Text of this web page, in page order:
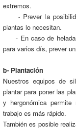
extremos.
- Prever la
plantas lo necesitan.
- En caso de
para varios dís, prever
b- Plantación
Nuestros equipos de
plantar para poner las
y hergonómica
trabajo es más rápido.
También es posible